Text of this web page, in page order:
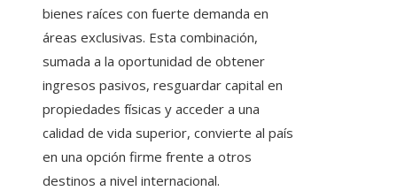
bienes raíces con fuerte demanda en
áreas exclusivas. Esta combinación,
sumada a la oportunidad de obtener
ingresos pasivos, resguardar capital en
propiedades físicas y acceder a una
calidad de vida superior, convierte al país
en una opción firme frente a otros
destinos a nivel internacional.